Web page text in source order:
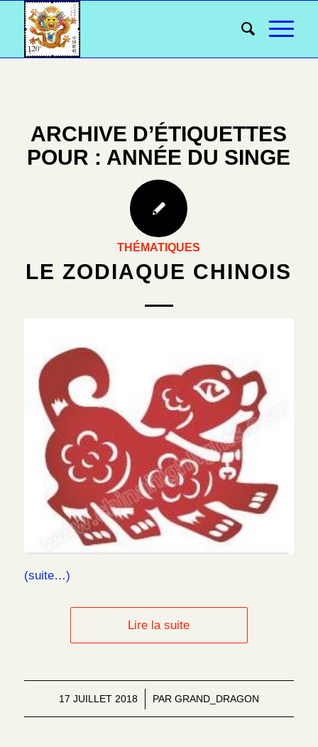
ARCHIVE D’ÉTIQUETTES
POUR : ANNÉE DU SINGE
THÉMATIQUES
LE ZODIAQUE CHINOIS
(suite…)
Lire la suite
17 JUILLET 2018
/ PAR GRAND_DRAGON